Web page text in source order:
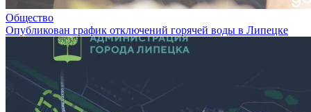
Общество
Опубликован график отключений горячей воды в Липецке